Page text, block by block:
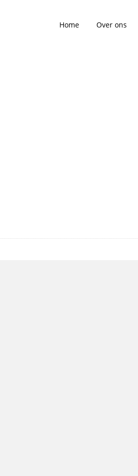
Home Over ons